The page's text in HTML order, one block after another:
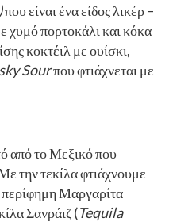
που είναι ένα είδος λικέρ –
χυμό πορτοκάλι και κόκα
κοκτέιλ με ουίσκι,
Sourπου φτιάχνεται με
από το Μεξικό που
την τεκίλα φτιάχνουμε
Μαργαρίτα
Σανράιζ (Tequila